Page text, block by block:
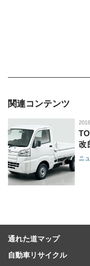
関連コンテンツ
改
ニ
通れた道マップ
自動車リサイクル